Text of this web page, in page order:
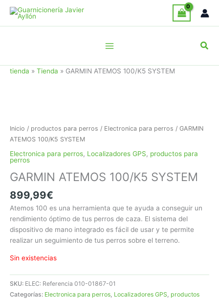
contenido
tienda » Tienda » GARMIN ATEMOS 100/K5 SYSTEM
Inicio / productos para perros / Electronica para perros / GARMIN
ATEMOS 100/K5 SYSTEM
Electronica para perros, Localizadores GPS, productos para
perros
GARMIN ATEMOS 100/K5 SYSTEM
899,99€
Atemos 100 es una herramienta que te ayuda a conseguir un
rendimiento óptimo de tus perros de caza. El sistema del
dispositivo de mano integrado es fácil de usar y te permite
realizar un seguimiento de tus perros sobre el terreno.
Sin existencias
SKU: ELEC: Referencia 010-01867-01
Categorías: Electronica para perros Localizadores GPS productos